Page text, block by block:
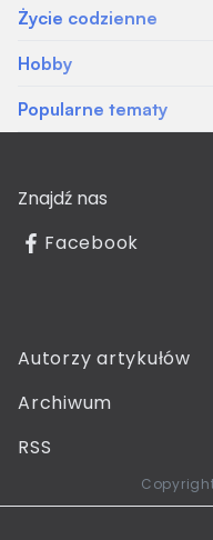
Życie codzienne
Hobby
Popularne tematy
Znajdź nas
Facebook
Autorzy artykułów
Archiwum
RSS